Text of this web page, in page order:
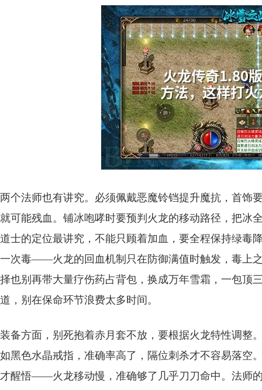
两个法师也有讲究。必须佩戴恶魔铃铛提升魔抗，首饰
就可能残血。铺冰咆哮时要预判火龙的移动路径，把冰
道士的定位最讲究，不能只顾着加血，要全程保持绿毒
一次毒——火龙的回血机制只在防御满值时触发，毒上
择也别再带大量疗伤药占背包，换成万年雪霜，一包顶
道，别在保命环节浪费太多时间。
装备方面，别死抱着赤月套不放，要根据火龙特性调整
如黑色水晶戒指，准确率高了，隔位刺杀才不容易落空
才醒悟——火龙移动慢，准确够了几乎刀刀命中。法师